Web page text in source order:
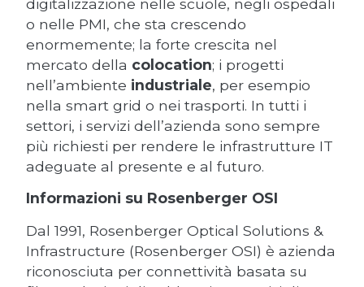
digitalizzazione nelle scuole, negli ospedali
o nelle PMI, che sta crescendo
enormemente; la forte crescita nel
mercato della colocation; i progetti
nell’ambiente industriale, per esempio
nella smart grid o nei trasporti. In tutti i
settori, i servizi dell’azienda sono sempre
più richiesti per rendere le infrastrutture IT
adeguate al presente e al futuro.
Informazioni su Rosenberger OSI
Dal 1991, Rosenberger Optical Solutions &
Infrastructure (Rosenberger OSI) è azienda
riconosciuta per connettività basata su